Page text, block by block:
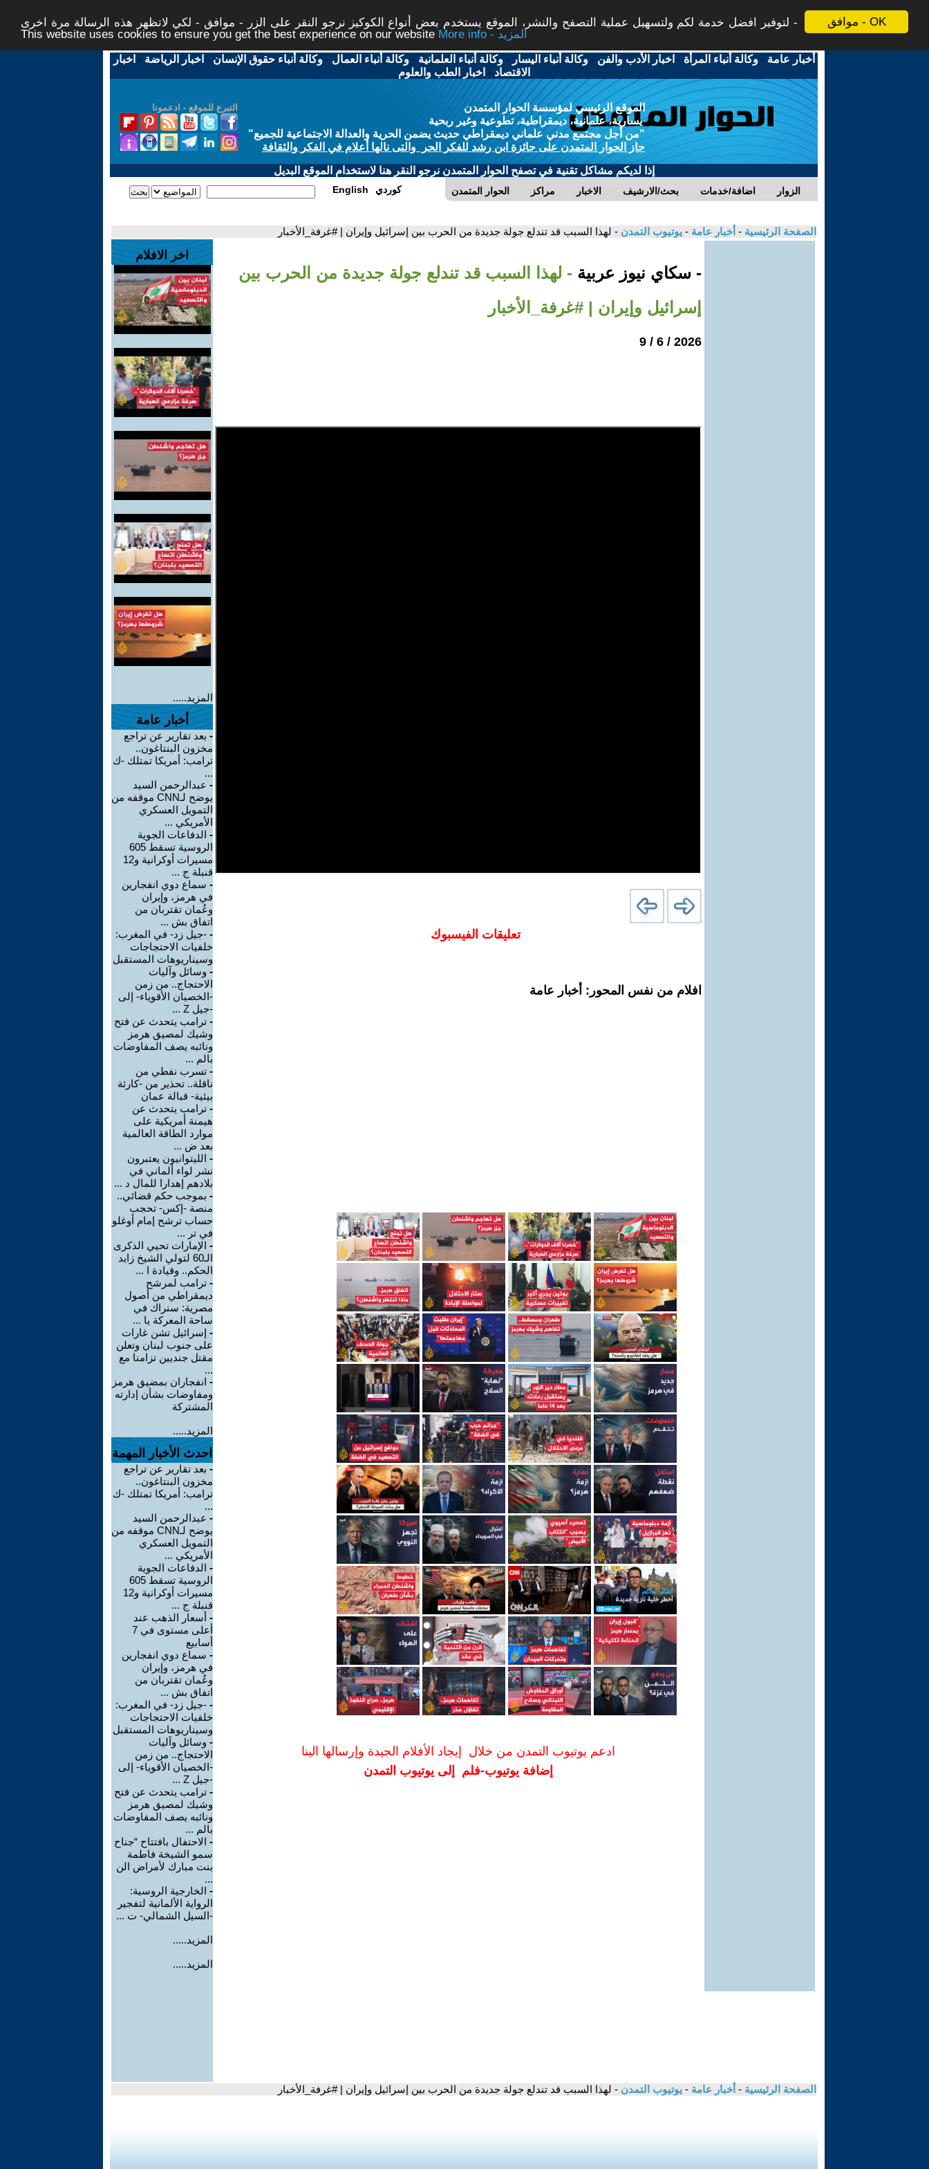
موافق - OK
لتوفير افضل خدمة لكم ولتسهيل عملية التصفح والنشر، الموقع يستخدم بعض أنواع الكوكيز نرجو النقر على الزر - موافق - لكي لاتظهر هذه الرسالة مرة اخرى -
This website uses cookies to ensure you get the best experience on our website
More info - المزيد
أخبار عامة -وكالة أنباء المرأة - اخبار الأدب والفن -وكالة أنباء اليسار -وكالة أنباء العلمانية -وكالة أنباء العمال -وكالة أنباء حقوق الإنسان - اخبار الرياضة - اخبار
الاقتصاد - اخبار الطب والعلوم
التبرع للموقع - ادعمونا
الموقع الرئيسي لمؤسسة الحوار المتمدن
يسارية، علمانية، ديمقراطية، تطوعية وغير ربحية
"من أجل مجتمع مدني علماني ديمقراطي حديث يضمن الحرية والعدالة الاجتماعية للجميع"
حاز الحوار المتمدن على جائزة ابن رشد للفكر الحر والتى نالها أعلام في الفكر والثقافة
إذا لديكم مشاكل تقنية في تصفح الحوار المتمدن نرجو النقر هنا لاستخدام الموقع البديل
الحوار المتمدن مراكز الاخبار بحث/الارشيف اضافة/خدمات الزوار English كوردي
الصفحة الرئيسية - أخبار عامة - يوتيوب التمدن - لهذا السبب قد تندلع جولة جديدة من الحرب بين إسرائيل وإيران | #غرفة_الأخبار
- سكاي نيوز عربية - لهذا السبب قد تندلع جولة جديدة من الحرب بين
إسرائيل وإيران | #غرفة_الأخبار
2026 / 6 / 9
تعليقات الفيسبوك
افلام من نفس المحور: أخبار عامة
ادعم يوتيوب التمدن من خلال إيجاد الأفلام الجيدة وإرسالها الينا
إضافة يوتيوب-فلم إلى يوتيوب التمدن
اخر الافلام
المزيد.....
أخبار عامة
- بعد تقارير عن تراجع
مخزون البنتاغون..
ترامب: أمريكا تمتلك -ك
...
- عبدالرحمن السيد
يوضح لـCNN موقفه من
التمويل العسكري
الأمريكي ...
- الدفاعات الجوية
الروسية تسقط 605
مسيرات أوكرانية و12
قنبلة ج ...
- سماع دوي انفجارين
في هرمز، وإيران
وعُمان تقتربان من
اتفاق بش ...
- -جيل زد- في المغرب:
خلفيات الاحتجاجات
وسيناريوهات المستقبل
- وسائل وآليات
الاحتجاج.. من زمن
-الخصيان الأقوياء- إلى
-جيل Z ...
- ترامب يتحدث عن فتح
وشيك لمصيق هرمز
ونائبه يصف المفاوضات
بالم ...
- تسرب نفطي من
ناقلة.. تحذير من -كارثة
بيئية- قبالة عمان
- ترامب يتحدث عن
هيمنة أمريكية على
موارد الطاقة العالمية
بعد ض ...
- الليتوانيون يعتبرون
نشر لواء ألماني في
بلادهم إهدارا للمال د ...
- بموجب حكم قضائي..
منصة -إكس- تحجب
حساب ترشح إمام أوغلو
في تر ...
- الإمارات تحيي الذكرى
الـ60 لتولي الشيخ زايد
الحكم.. وقيادة ا ...
- ترامب لمرشح
ديمقراطي من أصول
مصرية: سنراك في
ساحة المعركة يا ...
- إسرائيل تشن غارات
على جنوب لبنان وتعلن
مقتل جنديين تزامنا مع
...
- انفجاران بمضيق هرمز
ومفاوضات بشأن إدارته
المشتركة
المزيد.....
احدث الأخبار المهمة
- بعد تقارير عن تراجع
مخزون البنتاغون..
ترامب: أمريكا تمتلك -ك
...
- عبدالرحمن السيد
يوضح لـCNN موقفه من
التمويل العسكري
الأمريكي ...
- الدفاعات الجوية
الروسية تسقط 605
مسيرات أوكرانية و12
قنبلة ج ...
- أسعار الذهب عند
أعلى مستوى في 7
أسابيع
- سماع دوي انفجارين
في هرمز، وإيران
وعُمان تقتربان من
اتفاق بش ...
- -جيل زد- في المغرب:
خلفيات الاحتجاجات
وسيناريوهات المستقبل
- وسائل وآليات
الاحتجاج.. من زمن
-الخصيان الأقوياء- إلى
-جيل Z ...
- ترامب يتحدث عن فتح
وشيك لمصيق هرمز
ونائبه يصف المفاوضات
بالم ...
- الاحتفال بافتتاح “جناح
سمو الشيخة فاطمة
بنت مبارك لأمراض الن
...
- الخارجية الروسية:
الرواية الألمانية لتفجير
-السيل الشمالي- ت ...
المزيد.....
المزيد.....
الصفحة الرئيسية - أخبار عامة - يوتيوب التمدن - لهذا السبب قد تندلع جولة جديدة من الحرب بين إسرائيل وإيران | #غرفة_الأخبار